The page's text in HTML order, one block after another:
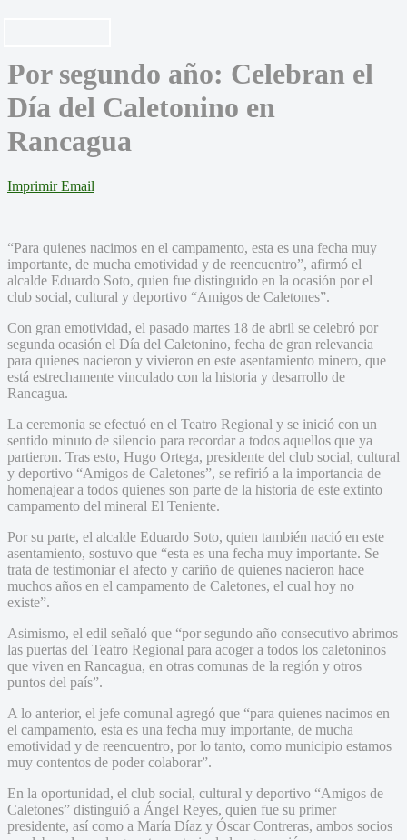
Por segundo año: Celebran el
Día del Caletonino en
Rancagua
Imprimir Email
“Para quienes nacimos en el campamento, esta es una fecha muy
importante, de mucha emotividad y de reencuentro”, afirmó el
alcalde Eduardo Soto, quien fue distinguido en la ocasión por el
club social, cultural y deportivo “Amigos de Caletones”.
Con gran emotividad, el pasado martes 18 de abril se celebró por
segunda ocasión el Día del Caletonino, fecha de gran relevancia
para quienes nacieron y vivieron en este asentamiento minero, que
está estrechamente vinculado con la historia y desarrollo de
Rancagua.
La ceremonia se efectuó en el Teatro Regional y se inició con un
sentido minuto de silencio para recordar a todos aquellos que ya
partieron. Tras esto, Hugo Ortega, presidente del club social, cultural
y deportivo “Amigos de Caletones”, se refirió a la importancia de
homenajear a todos quienes son parte de la historia de este extinto
campamento del mineral El Teniente.
Por su parte, el alcalde Eduardo Soto, quien también nació en este
asentamiento, sostuvo que “esta es una fecha muy importante. Se
trata de testimoniar el afecto y cariño de quienes nacieron hace
muchos años en el campamento de Caletones, el cual hoy no
existe”.
Asimismo, el edil señaló que “por segundo año consecutivo abrimos
las puertas del Teatro Regional para acoger a todos los caletoninos
que viven en Rancagua, en otras comunas de la región y otros
puntos del país”.
A lo anterior, el jefe comunal agregó que “para quienes nacimos en
el campamento, esta es una fecha muy importante, de mucha
emotividad y de reencuentro, por lo tanto, como municipio estamos
muy contentos de poder colaborar”.
En la oportunidad, el club social, cultural y deportivo “Amigos de
Caletones” distinguió a Ángel Reyes, quien fue su primer
presidente, así como a María Díaz y Óscar Contreras, ambos socios